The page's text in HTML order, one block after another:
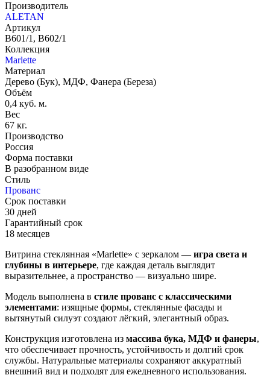
Производитель
ALETAN
Артикул
В601/1, В602/1
Коллекция
Marlette
Материал
Дерево (Бук), МДФ, Фанера (Береза)
Объём
0,4 куб. м.
Вес
67 кг.
Производство
Россия
Форма поставки
В разобранном виде
Стиль
Прованс
Срок поставки
30 дней
Гарантийный срок
18 месяцев
Витрина стеклянная «Marlette» с зеркалом — игра света и
глубины в интерьере, где каждая деталь выглядит
выразительнее, а пространство — визуально шире.
Модель выполнена в стиле прованс с классическими
элементами: изящные формы, стеклянные фасады и
вытянутый силуэт создают лёгкий, элегантный образ.
Конструкция изготовлена из массива бука, МДФ и фанеры,
что обеспечивает прочность, устойчивость и долгий срок
службы. Натуральные материалы сохраняют аккуратный
внешний вид и подходят для ежедневного использования.